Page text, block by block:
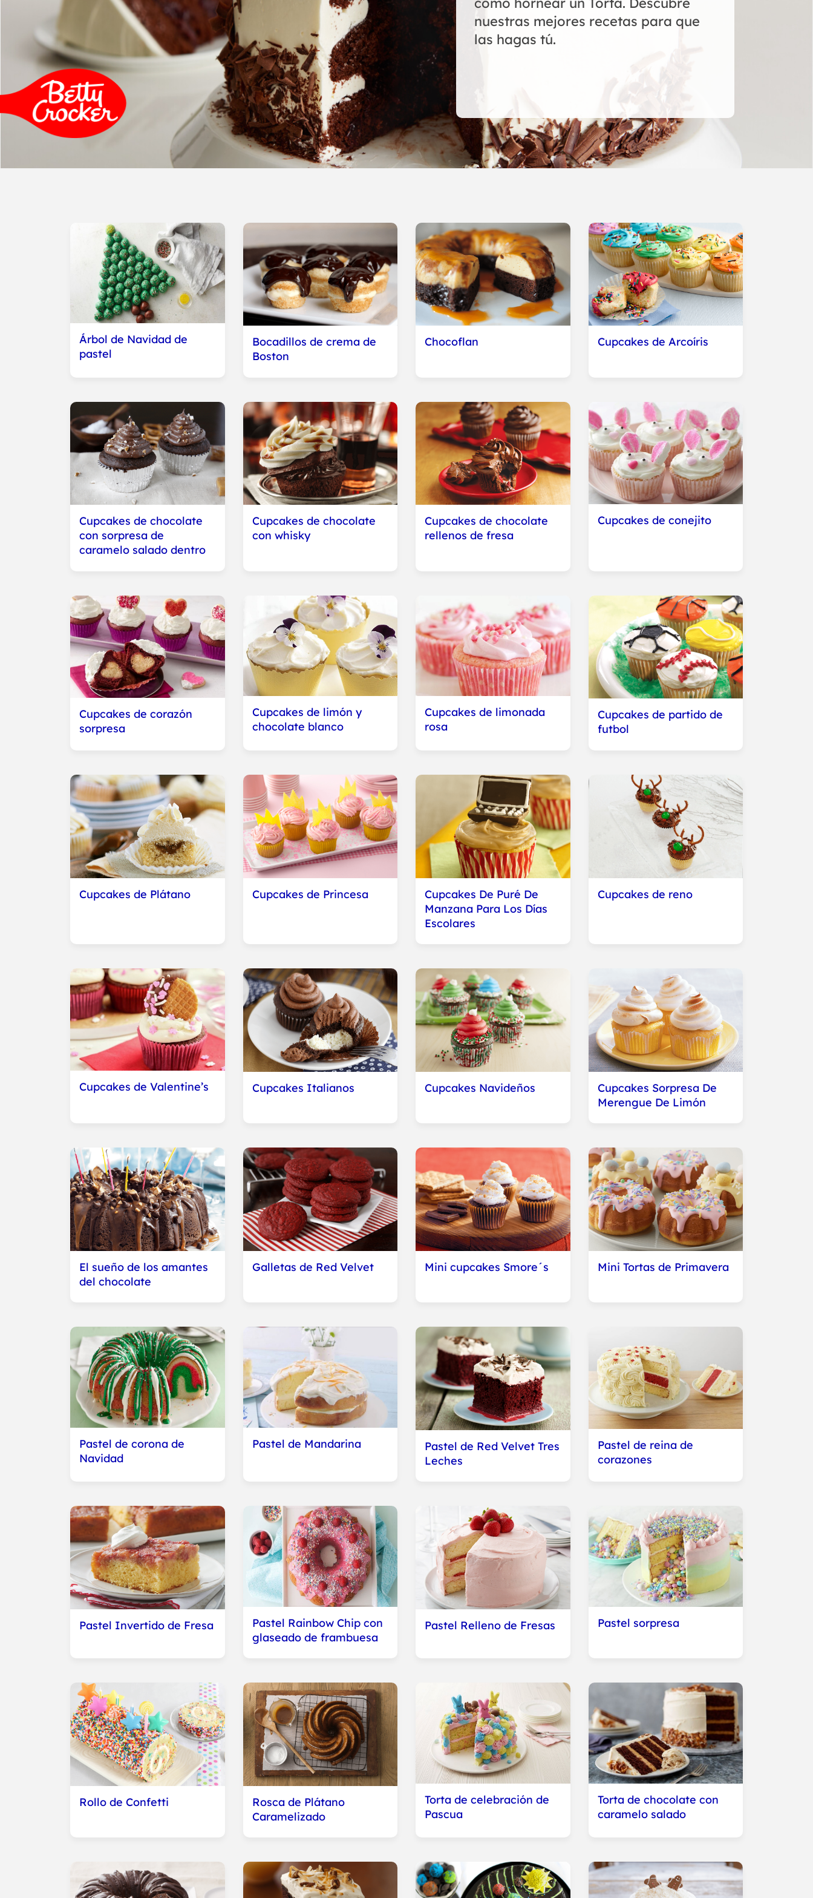
nuestras mejores recetas para que
las hagas tú.
Árbol de Navidad de
pastel
Bocadillos de crema de
Boston
Chocoflan Cupcakes de Arcoíris
Cupcakes de chocolate
con sorpresa de
caramelo salado dentro
Cupcakes de chocolate
con whisky
Cupcakes de chocolate
rellenos de fresa
Cupcakes de conejito
Cupcakes de corazón
sorpresa
Cupcakes de limón y
chocolate blanco
Cupcakes de limonada
rosa
Cupcakes de partido de
futbol
Cupcakes de Plátano Cupcakes de Princesa
Cupcakes De Puré De
Manzana Para Los Días
Escolares
Cupcakes de reno
Cupcakes de Valentine’s Cupcakes Italianos Cupcakes Navideños
Cupcakes Sorpresa De
Merengue De Limón
El sueño de los amantes
del chocolate
Galletas de Red Velvet Mini cupcakes Smore´s Mini Tortas de Primavera
Pastel de corona de
Navidad
Pastel de Mandarina
Pastel de Red Velvet Tres
Leches
Pastel de reina de
corazones
Pastel Invertido de Fresa
Pastel Rainbow Chip con
glaseado de frambuesa
Pastel Relleno de Fresas Pastel sorpresa
Rollo de Confetti
Rosca de Plátano
Caramelizado
Torta de celebración de
Pascua
Torta de chocolate con
caramelo salado